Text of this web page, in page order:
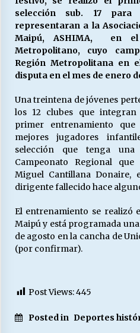
Releyendo la
cuestión social
16/05/2026
Nuestras Almas)
30/04/2026
¿Asesores con
18/04/2026
06/04/2026
selección sub. 17 para
representaran a la
Maipú, ASHIMA, en el
Metropolitano, cuyo
Región Metropolitana en
disputa en el mes de enero
Una treintena de jóvenes
los 12 clubes que
primer entrenamiento
mejores jugadores
selección que tenga una
Campeonato Regional
Miguel Cantillana Donaire,
dirigente fallecido hace
El entrenamiento se realizó
Maipú y está programada
de agosto en la cancha de
(por confirmar).
Post Views:445
Posted in Deportes